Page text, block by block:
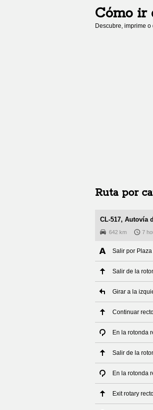
Cómo ir
Descubre, imprime
Ruta por
CL-517, Autovía
642 km 7
Salir por
Salir de la
Girar a la
Continuar
En la rotonda
Salir de la
En la rotonda
Exit rotary